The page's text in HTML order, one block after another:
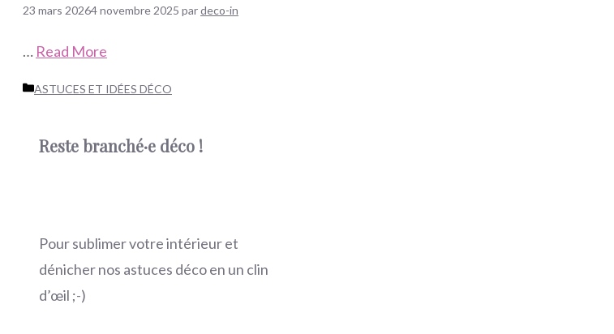
23 mars 20264 novembre 2025 pardeco-in
… Read More
Catégories
ASTUCES ET IDÉES DÉCO
Reste branché·e déco !
Pour sublimer votre intérieur et
dénicher nos astuces déco en un clin
d’œil ;-)